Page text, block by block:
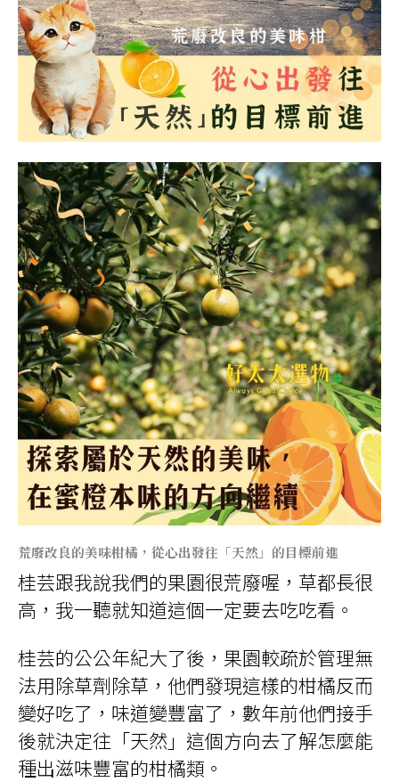
荒廢改良的美味柑橘，從心出發往「天然」的目標前進
桂芸跟我說我們的果園很荒廢喔，草都長很
高，我一聽就知道這個一定要去吃吃看。
桂芸的公公年紀大了後，果園較疏於管理無
法用除草劑除草，他們發現這樣的柑橘反而
變好吃了，味道變豐富了，數年前他們接手
後就決定往「天然」這個方向去了解怎麼能
種出滋味豐富的柑橘類。